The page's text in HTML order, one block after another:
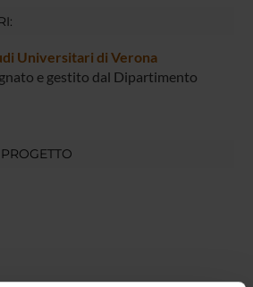
Universitari di Verona
e gestito dal Dipartimento